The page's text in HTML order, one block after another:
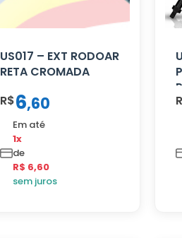
US017 – EXT RODOAR
RETA CROMADA
R$6,60
Em até
1x
de
R$ 6,60
sem juros